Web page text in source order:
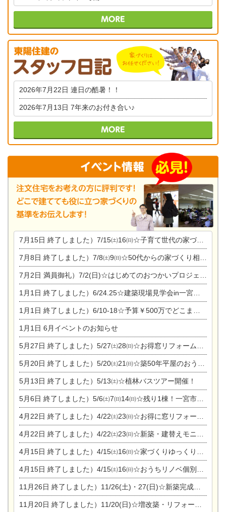
2026年7月22日 連日の酷暑！！
2026年7月13日 7年来のお付き合い♪
7月15日 終了しました）7/15㈯16㈰☆子育て世代の家づくり相談会
7月8日 終了しました）7/8㈯9㈰☆50代からの家づくり相談会
7月2日 満員御礼）7/2(日)☆はじめてのおつかいプロジェクト
1月1日 終了しました）6/24.25☆建築現場見学会in一宮市木曽川町
1月1日 終了しました）6/10-18☆予算￥500万でどこまでできるの？リフォーム相談会
1月1日 6月イベントのお知らせ
5月27日 終了しました）5/27㈯28㈰☆お得窓リフォーム個別相談会
5月20日 終了しました）5/20㈯21㈰☆築50年平屋のおうちリノベーション完成見学会
5月13日 終了しました）5/13㈯☆植林バスツアー開催！
5月6日 終了しました）5/6㈯7㈰14㈰☆残り1棟！一宮市限定モニター募集相談会(新築・建替え)
4月22日 終了しました）4/22㈯23㈰☆お得に窓リフォーム個別相談会
4月22日 終了しました）4/22㈯23㈰☆新築・建替えモニター募集個別相談会
4月15日 終了しました）4/15㈯16㈰☆家づくりゆっくりじっくり個別相談会
4月15日 終了しました）4/15㈯16㈰☆おうちリノベ個別相談会
11月26日 終了しました）11/26(土)・27(日)☆新築完成見学会 in一宮市あずら
11月20日 終了しました）11/20(日)☆増改築・リフォームまつり＆秋の味覚まつり＆芸術祭